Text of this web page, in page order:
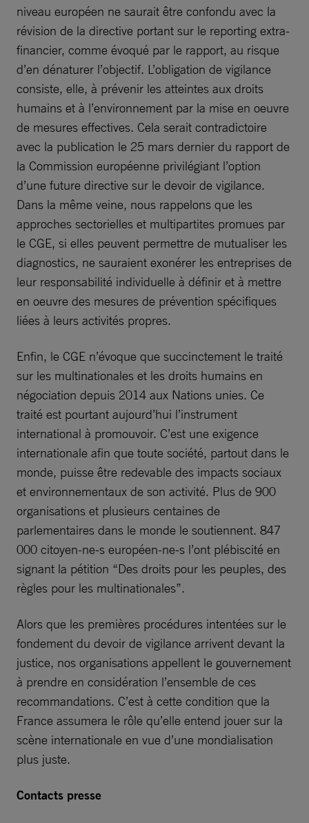
niveau européen ne saurait être confondu avec la
révision de la directive portant sur le reporting extra-
financier, comme évoqué par le rapport, au risque
d’en dénaturer l’objectif. L’obligation de vigilance
consiste, elle, à prévenir les atteintes aux droits
humains et à l’environnement par la mise en oeuvre
de mesures effectives. Cela serait contradictoire
avec la publication le 25 mars dernier du rapport de
la Commission européenne privilégiant l’option
d’une future directive sur le devoir de vigilance.
Dans la même veine, nous rappelons que les
approches sectorielles et multipartites promues par
le CGE, si elles peuvent permettre de mutualiser les
diagnostics, ne sauraient exonérer les entreprises de
leur responsabilité individuelle à définir et à mettre
en oeuvre des mesures de prévention spécifiques
liées à leurs activités propres.
Enfin, le CGE n’évoque que succinctement le traité
sur les multinationales et les droits humains en
négociation depuis 2014 aux Nations unies. Ce
traité est pourtant aujourd’hui l’instrument
international à promouvoir. C’est une exigence
internationale afin que toute société, partout dans le
monde, puisse être redevable des impacts sociaux
et environnementaux de son activité. Plus de 900
organisations et plusieurs centaines de
parlementaires dans le monde le soutiennent. 847
000 citoyen-ne-s européen-ne-s l’ont plébiscité en
signant la pétition “Des droits pour les peuples, des
règles pour les multinationales”.
Alors que les premières procédures intentées sur le
fondement du devoir de vigilance arrivent devant la
justice, nos organisations appellent le gouvernement
à prendre en considération l’ensemble de ces
recommandations. C’est à cette condition que la
France assumera le rôle qu’elle entend jouer sur la
scène internationale en vue d’une mondialisation
plus juste.
Contacts presse